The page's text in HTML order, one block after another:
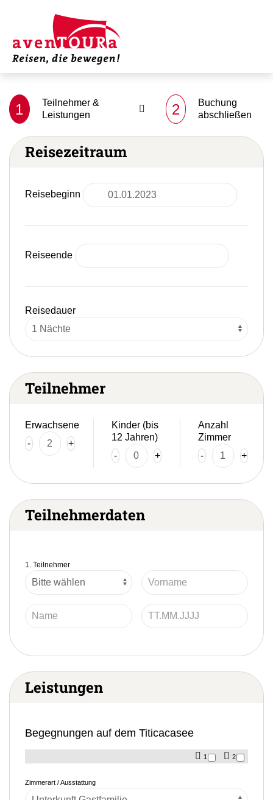
1
Teilnehmer &
Leistungen
2
Buchung
abschließen
Reisezeitraum
Reisebeginn
Reiseende
Reisedauer
Teilnehmer
Erwachsene
-
+
Kinder (bis
12 Jahren)
-
+
Anzahl
Zimmer
-
+
Teilnehmerdaten
1. Teilnehmer
Leistungen
Begegnungen auf dem Titicacasee
1 2
Zimmerart / Ausstattung